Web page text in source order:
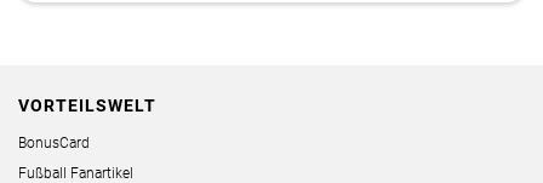
VORTEILSWELT
BonusCard
Fußball Fanartikel